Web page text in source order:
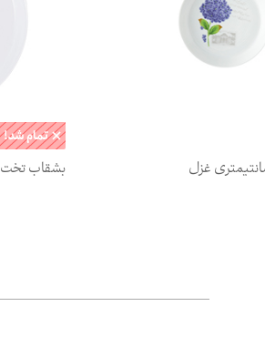
بشقاب تخت 24 سانتیمتری غزل